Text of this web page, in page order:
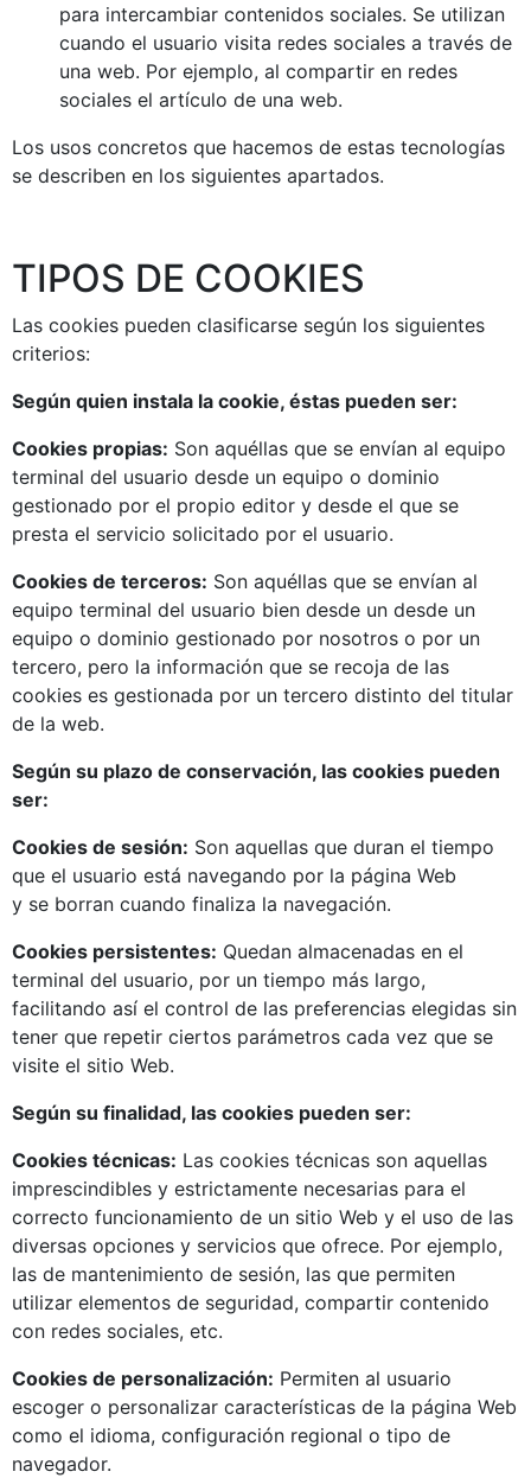
para intercambiar contenidos sociales. Se utilizan
cuando el usuario visita redes sociales a través de
una web. Por ejemplo, al compartir en redes
sociales el artículo de una web.
Los usos concretos que hacemos de estas tecnologías
se describen en los siguientes apartados.
TIPOS DE COOKIES
Las cookies pueden clasificarse según los siguientes
criterios:
Según quien instala la cookie, éstas pueden ser:
Cookies propias: Son aquéllas que se envían al equipo
terminal del usuario desde un equipo o dominio
gestionado por el propio editor y desde el que se
presta el servicio solicitado por el usuario.
Cookies de terceros: Son aquéllas que se envían al
equipo terminal del usuario bien desde un desde un
equipo o dominio gestionado por nosotros o por un
tercero, pero la información que se recoja de las
cookies es gestionada por un tercero distinto del titular
de la web.
Según su plazo de conservación, las cookies pueden
ser:
Cookies de sesión: Son aquellas que duran el tiempo
que el usuario está navegando por la página Web
y se borran cuando finaliza la navegación.
Cookies persistentes: Quedan almacenadas en el
terminal del usuario, por un tiempo más largo,
facilitando así el control de las preferencias elegidas sin
tener que repetir ciertos parámetros cada vez que se
visite el sitio Web.
Según su finalidad, las cookies pueden ser:
Cookies técnicas: Las cookies técnicas son aquellas
imprescindibles y estrictamente necesarias para el
correcto funcionamiento de un sitio Web y el uso de las
diversas opciones y servicios que ofrece. Por ejemplo,
las de mantenimiento de sesión, las que permiten
utilizar elementos de seguridad, compartir contenido
con redes sociales, etc.
Cookies de personalización: Permiten al usuario
escoger o personalizar características de la página Web
como el idioma, configuración regional o tipo de
navegador.